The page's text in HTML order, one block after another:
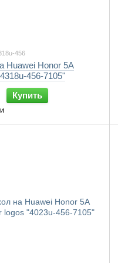
456
Huawei Honor 5A
456-7105"
Купить